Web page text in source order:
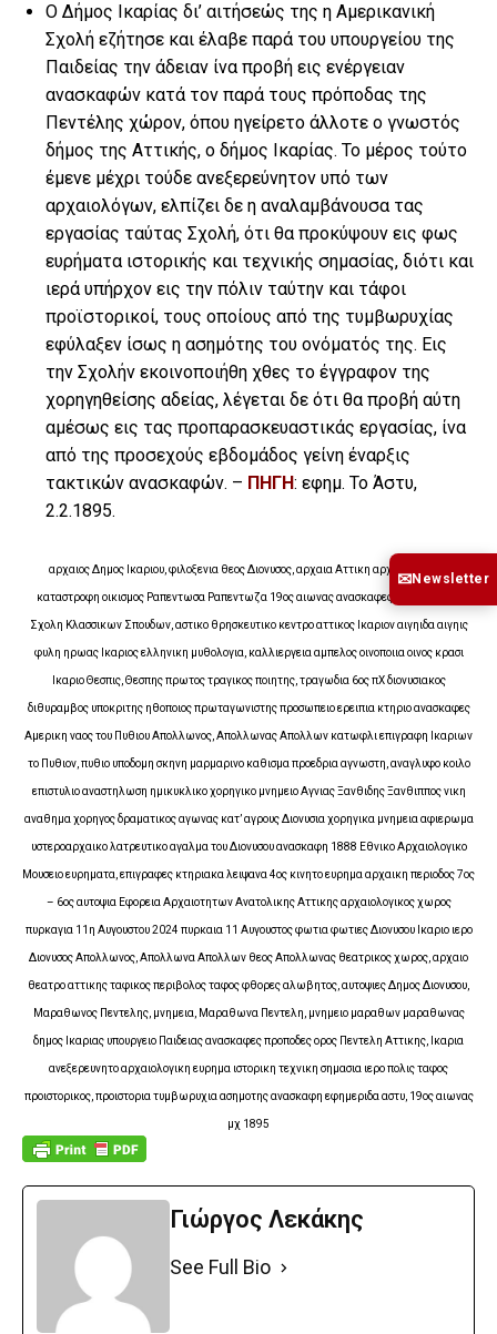
Ο Δήμος Ικαρίας δι’ αιτήσεώς της η Αμερικανική
Σχολή εζήτησε και έλαβε παρά του υπουργείου της
Παιδείας την άδειαν ίνα προβή εις ενέργειαν
ανασκαφών κατά τον παρά τους πρόποδας της
Πεντέλης χώρον, όπου ηγείρετο άλλοτε ο γνωστός
δήμος της Αττικής, ο δήμος Ικαρίας. Το μέρος τούτο
έμενε μέχρι τούδε ανεξερεύνητον υπό των
αρχαιολόγων, ελπίζει δε η αναλαμβάνουσα τας
εργασίας ταύτας Σχολή, ότι θα προκύψουν εις φως
ευρήματα ιστορικής και τεχνικής σημασίας, διότι και
ιερά υπήρχον εις την πόλιν ταύτην και τάφοι
προϊστορικοί, τους οποίους από της τυμβωρυχίας
εφύλαξεν ίσως η ασημότης του ονόματός της. Εις
την Σχολήν εκοινοποιήθη χθες το έγγραφον της
χορηγηθείσης αδείας, λέγεται δε ότι θα προβή αύτη
αμέσως εις τας προπαρασκευαστικάς εργασίας, ίνα
από της προσεχούς εβδομάδος γείνη έναρξις
τακτικών ανασκαφών. – ΠΗΓΗ: εφημ. Το Άστυ,
2.2.1895.
αρχαιος Δημος Ικαριου, φιλοξενια θεος Διονυσος, αρχαια Αττικη αρχαιο θεατρο
καταστροφη οικισμος Ραπεντωσα Ραπεντωζα 19ος αιωνας ανασκαφες Αμερικανικη
Σχολη Κλασσικων Σπουδων, αστικο θρησκευτικο κεντρο αττικος Ικαριον αιγηιδα αιγηις
φυλη ηρωας Ικαριος ελληνικη μυθολογια, καλλιεργεια αμπελος οινοποιια οινος κρασι
Ικαριο Θεσπις, Θεσπης πρωτος τραγικος ποιητης, τραγωδια 6ος πΧ διονυσιακος
διθυραμβος υποκριτης ηθοποιος πρωταγωνιστης προσωπειο ερειπια κτηριο ανασκαφες
Αμερικη ναος του Πυθιου Απολλωνος, Απολλωνας Απολλων κατωφλι επιγραφη Ικαριων
το Πυθιον, πυθιο υποδομη σκηνη μαρμαρινο καθισμα προεδρια αγνωστη, αναγλυφο κοιλο
επιστυλιο αναστηλωση ημικυκλικο χορηγικο μνημειο Αγνιας Ξανθιδης Ξανθιππος νικη
αναθημα χορηγος δραματικος αγωνας κατ’ αγρους Διονυσια χορηγικα μνημεια αφιερωμα
υστεροαρχαικο λατρευτικο αγαλμα του Διονυσου ανασκαφη 1888 Εθνικο Αρχαιολογικο
Μουσειο ευρηματα, επιγραφες κτηριακα λειψανα 4ος κινητο ευρημα αρχαικη περιοδος 7ος
– 6ος αυτοψια Εφορεια Αρχαιοτητων Ανατολικης Αττικης αρχαιολογικος χωρος
πυρκαγια 11η Αυγουστου 2024 πυρκαια 11 Αυγουστος φωτια φωτιες Διονυσου Ικαριο ιερο
Διονυσος Απολλωνος, Απολλωνα Απολλων θεος Απολλωνας θεατρικος χωρος, αρχαιο
θεατρο αττικης ταφικος περιβολος ταφος φθορες αλωβητος, αυτοψιες Δημος Διονυσου,
Μαραθωνος Πεντελης, μνημεια, Μαραθωνα Πεντελη, μνημειο μαραθων μαραθωνας
δημος Ικαριας υπουργειο Παιδειας ανασκαφες προποδες ορος Πεντελη Αττικης, Ικαρια
ανεξερευνητο αρχαιολογικη ευρημα ιστορικη τεχνικη σημασια ιερο πολις ταφος
προιστορικος, προιστορια τυμβωρυχια ασημοτης ανασκαφη εφημεριδα αστυ, 19ος αιωνας
μχ 1895
Γιώργος Λεκάκης
See Full Bio
✉Newsletter